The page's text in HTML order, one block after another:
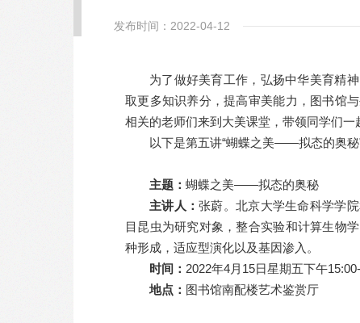
发布时间：2022-04-12
为了做好美育工作，弘扬中华美育精
取更多知识养分，提高审美能力，图书馆
相关的老师们来到大美课堂，带领同学们一
以下是第五讲“蝴蝶之美——拟态的奥
主题 ： 蝴蝶之美——拟态的奥秘
主讲人：张蔚。北京大学生命科学学
目昆虫为研究对象，整合实验和计算生物
种形成，适应型演化以及基因渗入。
时间 ： 2022年4月15日星期五下午
地点 ： 图书馆南配楼艺术鉴赏厅